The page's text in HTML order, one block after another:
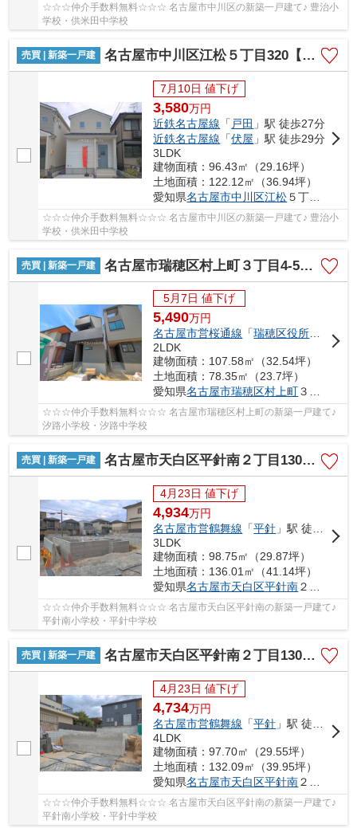
☆☆☆仲介手数料無料☆☆☆ 名古屋市中川区の新築一戸建て♪ 豊治小
学校・供米田中学校
売買 | 新築一戸建 名古屋市中川区江松５丁目320【仲介手数料無料】新築一戸建て
7月10日 値下げ
3,580万円
近鉄名古屋線 「 戸田 」駅 徒歩27分
近鉄名古屋線 「伏屋 」駅 徒歩29分
3LDK
建物面積：96.43㎡（29.16坪）
土地面積：122.12㎡（36.94坪）
愛知県名古屋市中川区江松５丁目320
☆☆☆仲介手数料無料☆☆☆ 名古屋市中川区の新築一戸建て♪ 豊治小
学校・供米田中学校
売買 | 新築一戸建 名古屋市瑞穂区村上町３丁目4-5【仲介手数料無料】新築一戸建て 2号棟
5月7日 値下げ
5,490万円
名古屋市営桜通線 「瑞穂区役所」駅 徒
2LDK
建物面積：107.58㎡（32.54坪）
土地面積：78.35㎡（23.7坪）
愛知県名古屋市瑞穂区村上町３丁目4-5
☆☆☆仲介手数料無料☆☆☆ 名古屋市瑞穂区村上町の新築一戸建て♪
汐路小学校・汐路中学校
売買 | 新築一戸建 名古屋市天白区平針南２丁目1301【仲介手数料無料】新築一戸建て 1号棟
4月23日 値下げ
4,934万円
名古屋市営鶴舞線 「平針 」駅 徒歩19分
3LDK
建物面積：98.75㎡（29.87坪）
土地面積：136.01㎡（41.14坪）
愛知県名古屋市天白区平針南２丁目1301
☆☆☆仲介手数料無料☆☆☆ 名古屋市天白区平針南の新築一戸建て♪
平針南小学校・平針中学校
売買 | 新築一戸建 名古屋市天白区平針南２丁目1301【仲介手数料無料】新築一戸建て 2号棟
4月23日 値下げ
4,734万円
名古屋市営鶴舞線 「平針 」駅 徒歩19分
4LDK
建物面積：97.70㎡（29.55坪）
土地面積：132.09㎡（39.95坪）
愛知県名古屋市天白区平針南２丁目1301
☆☆☆仲介手数料無料☆☆☆ 名古屋市天白区平針南の新築一戸建て♪
平針南小学校・平針中学校